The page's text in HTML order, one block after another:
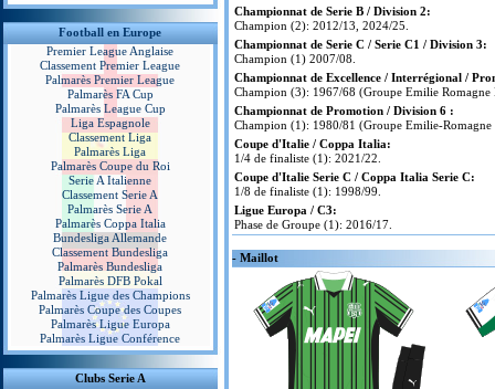
Football en Europe
Premier League Anglaise
Classement Premier League
Palmarès Premier League
Palmarès FA Cup
Palmarès League Cup
Liga Espagnole
Classement Liga
Palmarès Liga
Palmarès Coupe du Roi
Serie A Italienne
Classement Serie A
Palmarès Serie A
Palmarès Coppa Italia
Bundesliga Allemande
Classement Bundesliga
Palmarès Bundesliga
Palmarès DFB Pokal
Palmarès Ligue des Champions
Palmarès Coupe des Coupes
Palmarès Ligue Europa
Palmarès Ligue Conférence
Clubs Serie A
Championnat de Serie B / Division 2:
Champion (2): 2012/13, 2024/25.
Championnat de Serie C / Serie C1 / Division 3:
Champion (1) 2007/08.
Championnat de Excellence / Interrégional /
Champion (3): 1967/68 (Groupe Emilie
Championnat de Promotion / Division 6 :
Champion (1): 1980/81 (Groupe Emilie-Romagne
Coupe d'Italie / Coppa Italia:
1/4 de finaliste (1): 2021/22.
Coupe d'Italie Serie C / Coppa Italia Serie C:
1/8 de finaliste (1): 1998/99.
Ligue Europa / C3:
Phase de Groupe (1): 2016/17.
- Maillot